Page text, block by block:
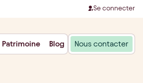
Se connecter
Patrimoine Blog Nous contacter